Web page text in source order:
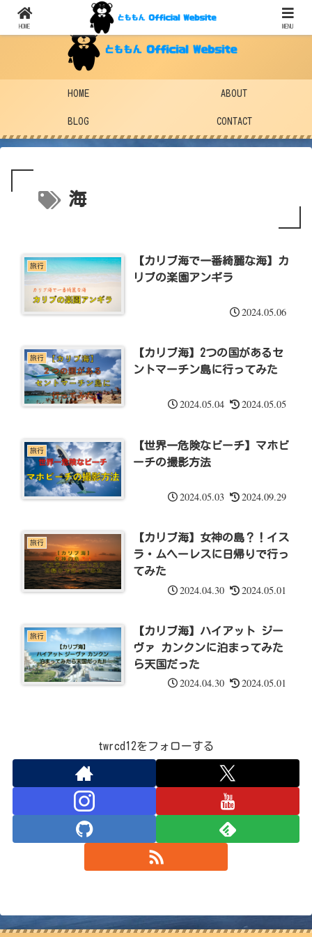
HOME ABOUT
BLOG CONTACT
海
旅行
【カリブ海で一番綺麗な海】カ
リブの楽園アンギラ
2024.05.06
旅行
【カリブ海】2つの国があるセ
ントマーチン島に行ってみた
2024.05.04 2024.05.05
旅行
【世界一危険なビーチ】マホビ
ーチの撮影方法
2024.05.03 2024.09.29
旅行
【カリブ海】女神の島？！イス
ラ・ムヘーレスに日帰りで行っ
てみた
2024.04.30 2024.05.01
旅行
【カリブ海】ハイアット ジー
ヴァ カンクンに泊まってみた
ら天国だった
2024.04.30 2024.05.01
twrcd12をフォローする
HOME MENU